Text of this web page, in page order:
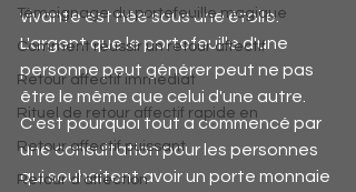
Témoignage du portefeuille magique
Comment réussir un retour affectif
Retour affectif immédiat
Rituel de retour affectif rapide en
Retour affectif puissant
Retour d’affection
vivante est née sous une étoile.
L'argent que le portefeuille d'une
personne peut générer peut ne pas
être le même que celui d'une autre.
C'est pourquoi tout a commencé par
une consultation pour les personnes
qui souhaitent avoir un porte monnaie